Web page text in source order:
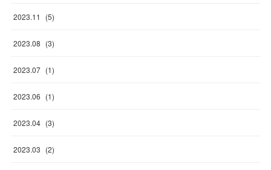
2023.11 (5)
2023.08 (3)
2023.07 (1)
2023.06 (1)
2023.04 (3)
2023.03 (2)